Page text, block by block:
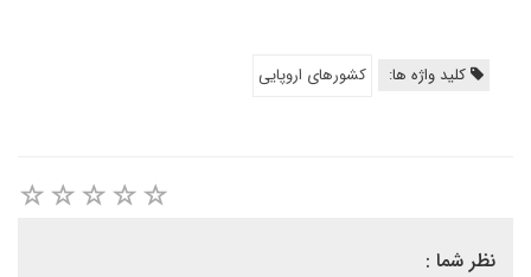
کلید واژه ها: کشورهای اروپایی
نظر شما :